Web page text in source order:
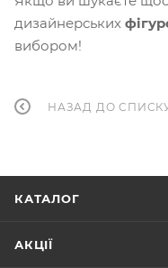
дизайнерських
вибором!
НАЗАД ДО
КАТАЛОГ
АКЦІЇ